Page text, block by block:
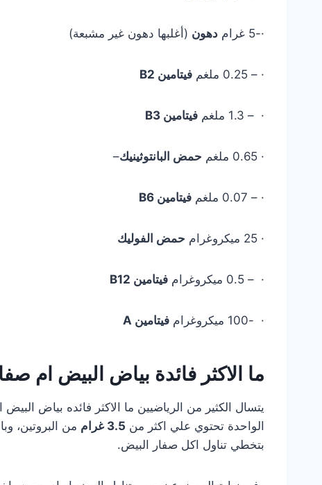
·-5 غرام دهون (أغلبها دهون غير مشبعة)
· – 0.25 ملغم فيتامين B2
· – 1.3 ملغم فيتامين B3
· 0.65 ملغم حمض البانتوثينيك–
· – 0.07 ملغم فيتامين B6
· 25 ميكروغرام حمض الفوليك
· – 0.5 ميكروغرام فيتامين B12
· -100 ميكروغرام فيتامين A
ما الاكثر فائدة بياض البيض ام
يتسال الكثير من الرياضيين ما الاكثر فائده بياض
الواحدة تحتوي علي اكثر من 3.5 غرام من البروتين،
بتخطي تناول اكل صفار البيض.